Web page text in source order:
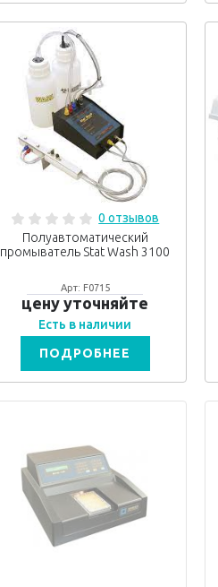
0 отзывов
Полуавтоматический
промыватель Stat Wash 3100
Арт: F0715
цену уточняйте
Есть в наличии
ПОДРОБНЕЕ